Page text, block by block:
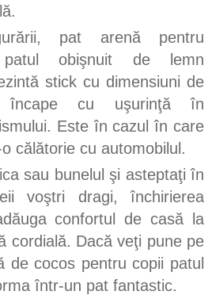
pat arenă pentru
obişnuit de lemn
stick cu dimensiuni de
încape cu uşurinţă în
Este în cazul în care
călătorie cu automobilul.
sau bunelul şi asteptaţi în
voştri dragi, închirierea
confortul de casă la
cordială. Dacă veţi pune pe
de cocos pentru copii patul
într-un pat fantastic.